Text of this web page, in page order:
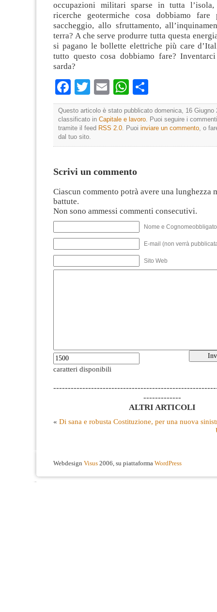
occupazioni militari sparse in tutta
ricerche geotermiche cosa dobbiamo
saccheggio, allo sfruttamento,
terra? A che serve produrre tutta questa
si pagano le bollette elettriche più care
tutto questo cosa dobbiamo fare?
sarda?
Facebook
TwitterEmailWhatsApp
Questo articolo è stato pubblicato domenica, 16 Giugno
classificato in Capitale e lavoro. Puoi seguire i
tramite il feed RSS 2.0. Puoi inviare un commento, o
dal tuo sito.
Scrivi un commento
Ciascun commento potrà avere una lunghezza
battute.
Non sono ammessi commenti consecutivi.
Nome e
E-mail (non verrà
Sito Web
caratteri disponibili
-------------
ALTRI ARTICOLI
« Di sana e robusta Costituzione, per una nuova
Webdesign Visus 2006, su piattaforma WordPress